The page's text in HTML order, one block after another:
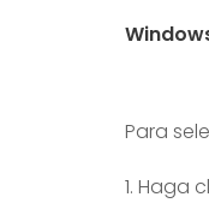
Para
1. Haga